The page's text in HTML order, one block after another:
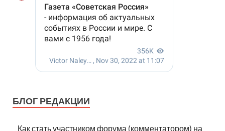
БЛОГ РЕДАКЦИИ
Как стать участником форума (комментатором) на